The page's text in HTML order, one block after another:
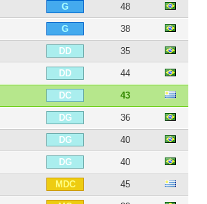
G 48
G 38
DD 35
DD 44
DC 43
DG 36
DG 40
DG 40
MDC 45